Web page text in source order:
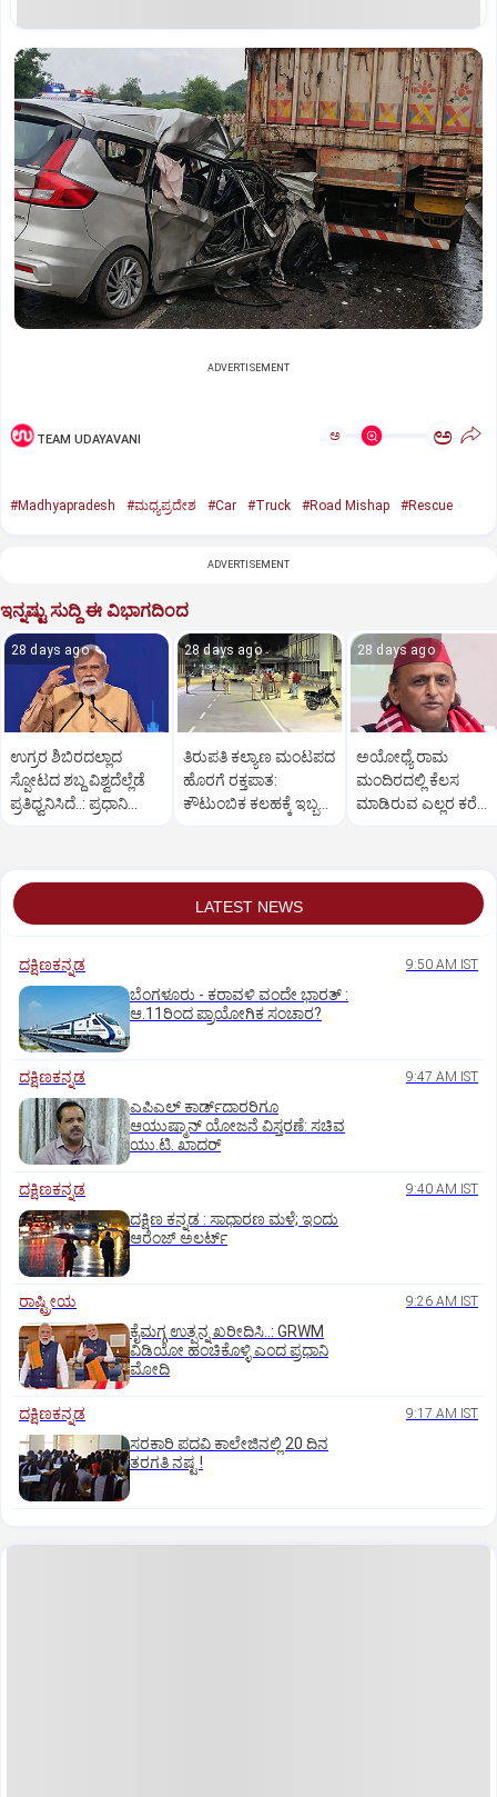
ADVERTISEMENT
TEAM UDAYAVANI ಅ ಅ
#Madhyapradesh #ಮಧ್ಯಪ್ರದೇಶ #Car #Truck #Road Mishap #Rescue
ADVERTISEMENT
ಇನ್ನಷ್ಟು ಸುದ್ದಿ ಈ ವಿಭಾಗದಿಂದ
28 days ago
ಉಗ್ರರ ಶಿಬಿರದಲ್ಲಾದ
ಸ್ಪೋಟದ ಶಬ್ದ ವಿಶ್ವದೆಲ್ಲೆಡೆ
ಪ್ರತಿಧ್ವನಿಸಿದೆ..: ಪ್ರಧಾನಿ
28 days ago
ತಿರುಪತಿ ಕಲ್ಯಾಣ ಮಂಟಪದ
ಹೊರಗೆ ರಕ್ತಪಾತ:
ಕೌಟುಂಬಿಕ ಕಲಹಕ್ಕೆ ಇಬ್ಬರ
28 days ago
ಅಯೋಧ್ಯೆ ರಾಮ
ಮಂದಿರದಲ್ಲಿ ಕೆಲಸ
ಮಾಡಿರುವ ಎಲ್ಲರ ಕರೆ
LATEST NEWS
ದಕ್ಷಿಣಕನ್ನಡ 9:50 AM IST
ಬೆಂಗಳೂರು - ಕರಾವಳಿ ವಂದೇ ಭಾರತ್‌ :
ಆ.11ರಿಂದ ಪ್ರಾಯೋಗಿಕ ಸಂಚಾರ?
ದಕ್ಷಿಣಕನ್ನಡ 9:47 AM IST
ಎಪಿಎಲ್‌ ಕಾರ್ಡ್‌ದಾರರಿಗೂ
ಆಯುಷ್ಮಾನ್‌ ಯೋಜನೆ ವಿಸ್ತರಣೆ: ಸಚಿವ
ಯು.ಟಿ. ಖಾದರ್
ದಕ್ಷಿಣಕನ್ನಡ 9:40 AM IST
ದಕ್ಷಿಣ ಕನ್ನಡ : ಸಾಧಾರಣ ಮಳೆ; ಇಂದು
ಆರೆಂಜ್‌ ಅಲರ್ಟ್
ರಾಷ್ಟ್ರೀಯ 9:26 AM IST
ಕೈಮಗ್ಗ ಉತ್ಪನ್ನ ಖರೀದಿಸಿ..: GRWM
ವಿಡಿಯೋ ಹಂಚಿಕೊಳ್ಳಿ ಎಂದ ಪ್ರಧಾನಿ
ಮೋದಿ
ದಕ್ಷಿಣಕನ್ನಡ 9:17 AM IST
ಸರಕಾರಿ ಪದವಿ ಕಾಲೇಜಿನಲ್ಲಿ 20 ದಿನ
ತರಗತಿ ನಷ್ಟ !